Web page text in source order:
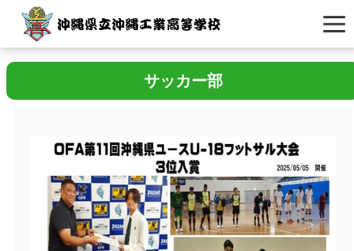
サッカー部